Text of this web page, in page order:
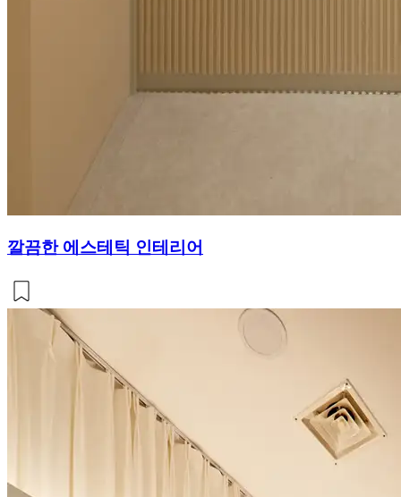
깔끔한 에스테틱 인테리어